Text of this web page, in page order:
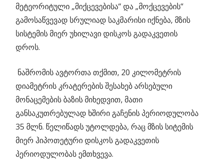
მეტეორიტული „მიქცევებისა“ და „მოქცევების“
გამოსაწვევად სრულიად საკმარისი იქნება, მზის
სისტემის მიერ უხილავი დისკოს გადაკვეთის
დროს.
ნაშრომის ავტორთა თქმით, 20 კილომეტრის
დიამეტრის კრატერების შესახებ არსებული
მონაცემების ბაზის მიხედვით, მათი
განსაკუთრებულად ხშირი გაჩენის პერიოდულობა
35 მლნ. წელიწადს უტოლდება, რაც მზის სიტემის
მიერ ჰიპოთეტური დისკოს გადაკვეთის
პერიოდულობას ემთხვევა.